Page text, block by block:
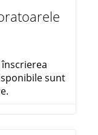
sunt